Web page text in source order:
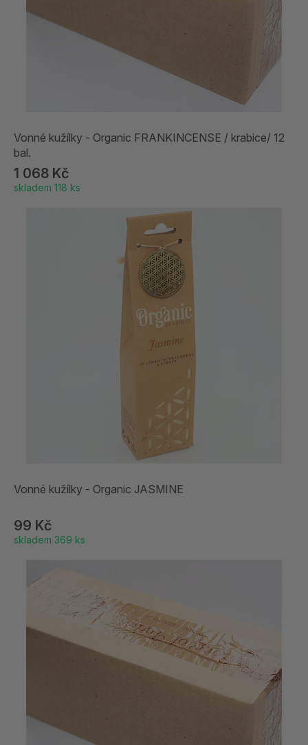
Vonné kužílky - Organic FRANKINCENSE / krabice/ 12
bal.
1 068 Kč
skladem 118 ks
Vonné kužílky - Organic JASMINE
99 Kč
skladem 369 ks